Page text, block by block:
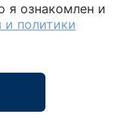
я ознакомлен и
и политики